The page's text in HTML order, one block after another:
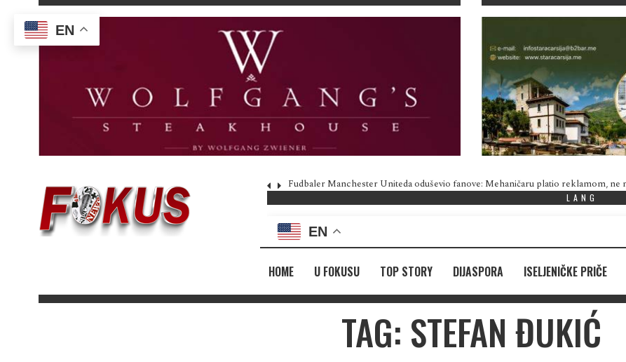
Fudbaler Manchester Uniteda oduševio fanove: Mehaničaru platio reklamom, ne
LANG
EN
HOME U FOKUSU TOP STORY DIJASPORA ISELJENIČKE PRIČE
TAG: STEFAN ĐUKIĆ
EN